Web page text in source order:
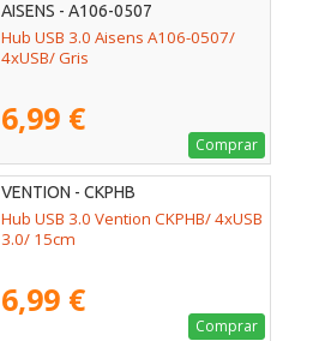
AISENS - A106-0507
Hub USB 3.0 Aisens A106-0507/
4xUSB/ Gris
6,99 €
Comprar
VENTION - CKPHB
Hub USB 3.0 Vention CKPHB/ 4xUSB
3.0/ 15cm
6,99 €
Comprar